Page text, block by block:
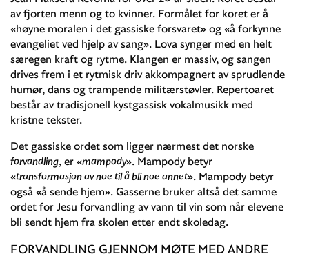
av fjorten menn og to kvinner. Formålet for koret er å
«høyne moralen i det gassiske forsvaret» og «å forkynne
evangeliet ved hjelp av sang». Lova synger med en helt
særegen kraft og rytme. Klangen er massiv, og sangen
drives frem i et rytmisk driv akkompagnert av sprudlende
humør, dans og trampende militærstøvler. Repertoaret
består av tradisjonell kystgassisk vokalmusikk med
kristne tekster.
Det gassiske ordet som ligger nærmest det norske
forvandling, er «mampody». Mampody betyr
«transformasjon av noe til å bli noe annet». Mampody betyr
også «å sende hjem». Gasserne bruker altså det samme
ordet for Jesu forvandling av vann til vin som når elevene
bli sendt hjem fra skolen etter endt skoledag.
FORVANDLING GJENNOM MØTE MED ANDRE